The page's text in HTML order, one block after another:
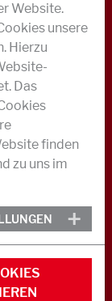
Website.
unsere
Hierzu
Das
finden
zu uns im